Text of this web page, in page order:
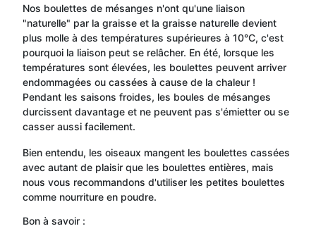
Nos boulettes de mésanges n'ont qu'une liaison
"naturelle" par la graisse et la graisse naturelle devient
plus molle à des températures supérieures à 10°C, c'est
pourquoi la liaison peut se relâcher. En été, lorsque les
températures sont élevées, les boulettes peuvent arriver
endommagées ou cassées à cause de la chaleur !
Pendant les saisons froides, les boules de mésanges
durcissent davantage et ne peuvent pas s'émietter ou se
casser aussi facilement.
Bien entendu, les oiseaux mangent les boulettes cassées
avec autant de plaisir que les boulettes entières, mais
nous vous recommandons d'utiliser les petites boulettes
comme nourriture en poudre.
Bon à savoir :